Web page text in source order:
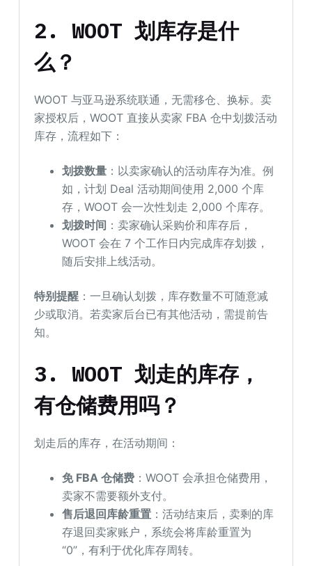
2. WOOT 划库存是什
么？
WOOT 与亚马逊系统联通，无需移仓、换标。卖
家授权后，WOOT 直接从卖家 FBA 仓中划拨活动
库存，流程如下：
划拨数量 ：以卖家确认的活动库存为准。例
如，计划 Deal 活动期间使用 2,000 个库
存，WOOT 会一次性划走 2,000 个库存。
划拨时间 ：卖家确认采购价和库存后，
WOOT 会在 7 个工作日内完成库存划拨，
随后安排上线活动。
特别提醒 ：一旦确认划拨，库存数量不可随意减
少或取消。若卖家后台已有其他活动，需提前告
知。
3. WOOT 划走的库存，
有仓储费用吗？
划走后的库存，在活动期间：
免 FBA 仓储费 ：WOOT 会承担仓储费用，
卖家不需要额外支付。
售后退回库龄重置 ：活动结束后，卖剩的库
存退回卖家账户，系统会将库龄重置为
“0”，有利于优化库存周转。